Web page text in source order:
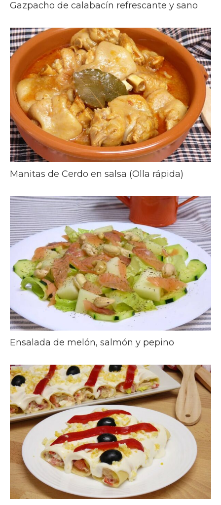
Gazpacho de calabacín refrescante y sano
Manitas de Cerdo en salsa (Olla rápida)
Ensalada de melón, salmón y pepino